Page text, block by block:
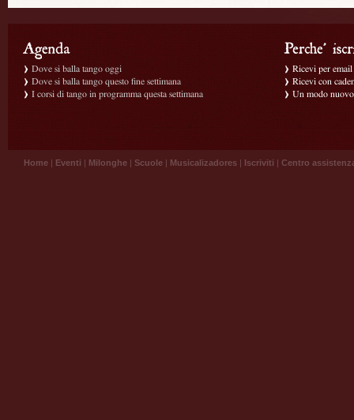
Dove si balla tango oggi
Dove si balla tango questo fine settimana
I corsi di tango in programma questa settimana
Ricevi per
Ricevi con
Un modo
Home | Eventi | Milonghe | Scuole | Musicalizadores | Iscriviti | Centro